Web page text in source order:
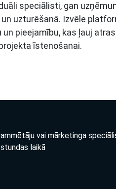
speciālisti, gan
uzturēšanā. Izvēle
un pieejamību, kas ļauj
īstenošanai.
vai mārketinga
laikā